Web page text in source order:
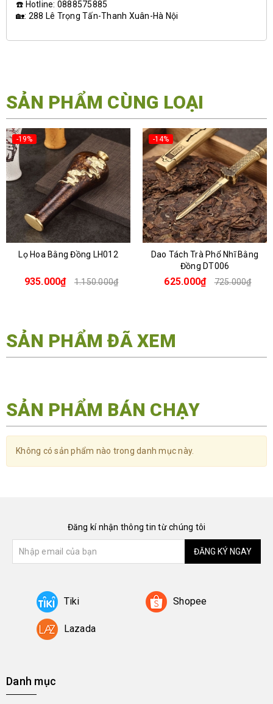
☎️ Hotline: 0888575885
🏡: 288 Lê Trọng Tấn-Thanh Xuân-Hà Nội
SẢN PHẨM CÙNG LOẠI
-19%
Lọ Hoa Bằng Đồng LH012
935.000₫ 1.150.000₫
-14%
Dao Tách Trà Phổ Nhĩ Bằng
Đồng DT006
625.000₫ 725.000₫
SẢN PHẨM ĐÃ XEM
SẢN PHẨM BÁN CHẠY
Không có sản phẩm nào trong danh mục này.
Đăng kí nhận thông tin từ chúng tôi
ĐĂNG KÝ NGAY
Tiki Shopee
Lazada
Danh mục